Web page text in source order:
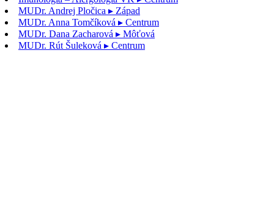
MUDr. Andrej Pločica ▸ Západ
MUDr. Anna Tomčíková ▸ Centrum
MUDr. Dana Zacharová ▸ Môťová
MUDr. Rút Šuleková ▸ Centrum